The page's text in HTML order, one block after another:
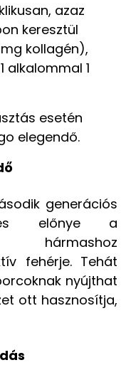
azaz
keresztül
kollagén),
alkalommal 1
esetén
elegendő.
generációs
előnye a
hármashoz
fehérje. Tehát
nyújthat
ott hasznosítja,